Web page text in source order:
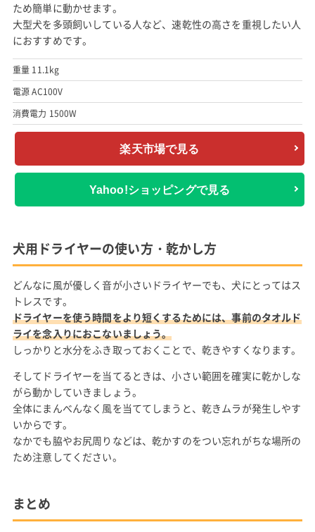
ため簡単に動かせます。
大型犬を多頭飼いしている人など、速乾性の高さを重視したい人
におすすめです。
重量 11.1kg
電源 AC100V
消費電力 1500W
楽天市場で見る
Yahoo!ショッピングで見る
犬用ドライヤーの使い方・乾かし方
どんなに風が優しく音が小さいドライヤーでも、犬にとってはス
トレスです。
ドライヤーを使う時間をより短くするためには、事前のタオルド
ライを念入りにおこないましょう。
しっかりと水分をふき取っておくことで、乾きやすくなります。
そしてドライヤーを当てるときは、小さい範囲を確実に乾かしな
がら動かしていきましょう。
全体にまんべんなく風を当ててしまうと、乾きムラが発生しやす
いからです。
なかでも脇やお尻周りなどは、乾かすのをつい忘れがちな場所の
ため注意してください。
まとめ